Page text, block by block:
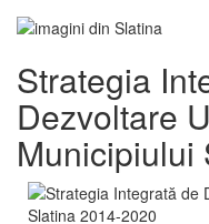
Strategia
Dezvoltare
Municipiului